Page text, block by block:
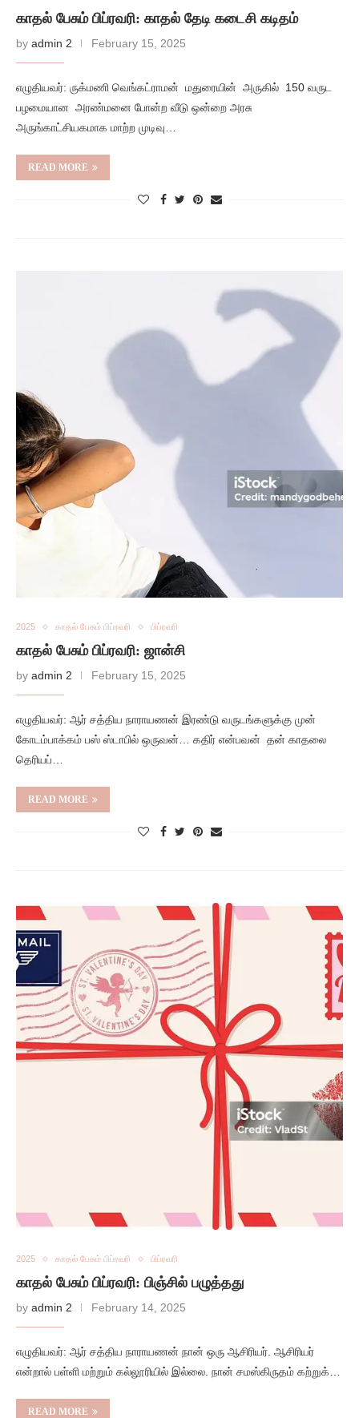
காதல் பேசும் பிப்ரவரி: காதல் தேடி கடைசி கடிதம்
by admin 2 February 15, 2025
எழுதியவர்: ருக்மணி வெங்கட்ராமன் மதுரையின் அருகில் 150 வருட
பழமையான அரண்மனை போன்ற வீடு ஒன்றை அரசு
அருங்காட்சியகமாக மாற்ற முடிவு…
READ MORE
2025 காதல் பேசும் பிப்ரவரி பிப்ரவரி
காதல் பேசும் பிப்ரவரி: ஜான்சி
by admin 2 February 15, 2025
எழுதியவர்: ஆர் சத்திய நாராயணன் இரண்டு வருடங்களுக்கு முன்
கோடம்பாக்கம் பஸ் ஸ்டாபில் ஒருவன்… கதிர் என்பவன் தன் காதலை
தெரியப்…
READ MORE
2025 காதல் பேசும் பிப்ரவரி பிப்ரவரி
காதல் பேசும் பிப்ரவரி: பிஞ்சில் பழுத்தது
by admin 2 February 14, 2025
எழுதியவர்: ஆர் சத்திய நாராயணன் நான் ஒரு ஆசிரியர். ஆசிரியர்
என்றால் பள்ளி மற்றும் கல்லூரியில் இல்லை. நான் சமஸ்கிருதம் கற்றுக்…
READ MORE